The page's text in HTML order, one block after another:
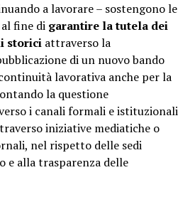
a lavorare – sostengono le
fine di garantire la tutela dei
storiciattraverso la
di un nuovo bando
lavorativa anche per la
la questione
i canali formali e istituzionali
iniziative mediatiche o
nel rispetto delle sedi
e alla trasparenza delle